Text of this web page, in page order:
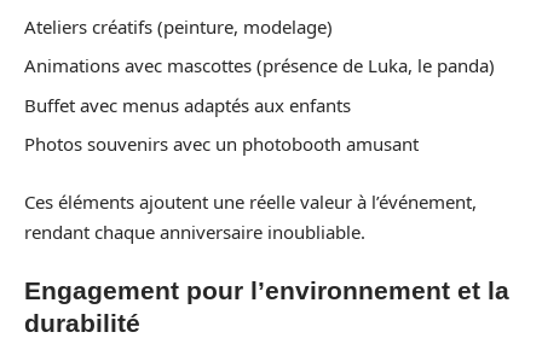
Ateliers créatifs (peinture, modelage)
Animations avec mascottes (présence de Luka, le panda)
Buffet avec menus adaptés aux enfants
Photos souvenirs avec un photobooth amusant
Ces éléments ajoutent une réelle valeur à l’événement,
rendant chaque anniversaire inoubliable.
Engagement pour l’environnement et la
durabilité